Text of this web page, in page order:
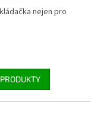
nejen pro